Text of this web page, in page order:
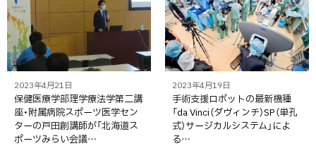
2023年4月21日
保健医療学部理学療法学第二講
座・附属病院スポーツ医学セン
ターの戸田創講師が「北海道ス
ポーツみらい会議…
2023年4月19日
手術支援ロボットの最新機種
「da Vinci（ダヴィンチ）SP（単孔
式）サージカルシステム」によ
る…